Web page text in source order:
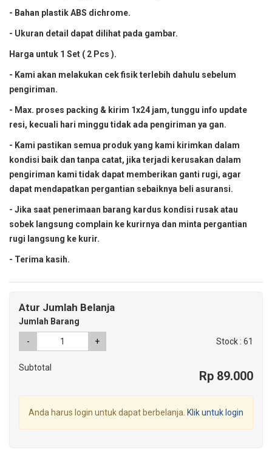
- Bahan plastik ABS dichrome.
- Ukuran detail dapat dilihat pada gambar.
Harga untuk 1 Set ( 2 Pcs ).
- Kami akan melakukan cek fisik terlebih dahulu sebelum
pengiriman.
- Max. proses packing & kirim 1x24 jam, tunggu info update
resi, kecuali hari minggu tidak ada pengiriman ya gan.
- Kami pastikan semua produk yang kami kirimkan dalam
kondisi baik dan tanpa catat, jika terjadi kerusakan dalam
pengiriman kami tidak dapat memberikan ganti rugi, agar
dapat mendapatkan pergantian sebaiknya beli asuransi.
- Jika saat penerimaan barang kardus kondisi rusak atau
sobek langsung complain ke kurirnya dan minta pergantian
rugi langsung ke kurir.
- Terima kasih.
Atur Jumlah Belanja
Jumlah Barang
- + Stock : 61
Subtotal
Rp 89.000
Anda harus login untuk dapat berbelanja. Klik untuk login